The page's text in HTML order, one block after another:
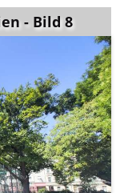
- Bild 8